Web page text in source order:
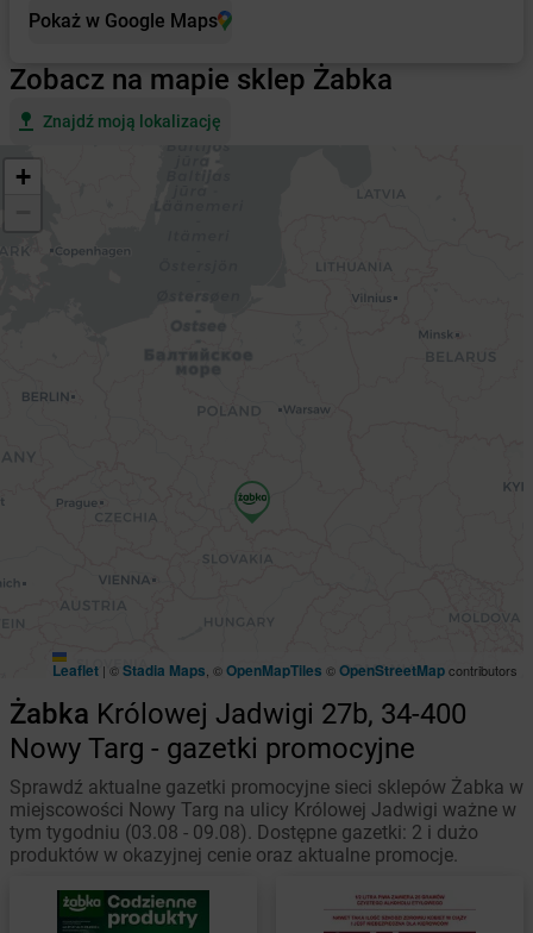
Pokaż w Google Maps
Zobacz na mapie sklep Żabka
Znajdź moją lokalizację
+
Leaflet | ©Stadia Maps , ©OpenMapTiles ©OpenStreetMapcontributors
Żabka Królowej Jadwigi 27b, 34-400
Nowy Targ - gazetki promocyjne
Sprawdź aktualne gazetki promocyjne sieci sklepów Żabka w
miejscowości Nowy Targ na ulicy Królowej Jadwigi ważne w
tym tygodniu (03.08 - 09.08). Dostępne gazetki: 2 i dużo
produktów w okazyjnej cenie oraz aktualne promocje.